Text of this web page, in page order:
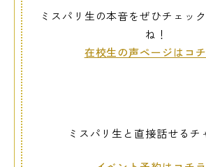
ミスパリ生の本音をぜひチェッ
ね！
在校生の声ページはコ
ミスパリ生と直接話せるチ